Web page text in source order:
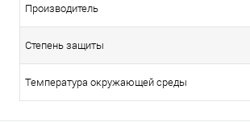
Производитель
Степень защиты
Температура окружающей среды